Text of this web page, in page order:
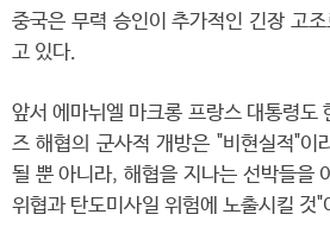
중국은 무력 승인이 추가적인 긴장 고
고 있다.
앞서 에마뉘엘 마크롱 프랑스 대통령도
즈 해협의 군사적 개방은 "비현실적"이
될 뿐 아니라, 해협을 지나는 선박들을
위협과 탄도미사일 위험에 노출시킬 것"